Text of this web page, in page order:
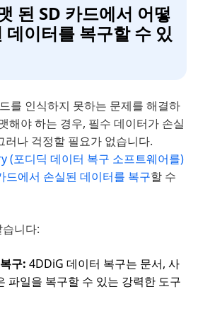
된 SD 카드에서 어떻
데이터를 복구할 수 있
를 인식하지 못하는 문제를 해결하
해야 하는 경우, 필수 데이터가 손실
러나 걱정할 필요가 없습니다.
(포디딕 데이터 복구 소프트웨어를)
드에서 손실된 데이터를 복구할 수
니다:
구: 4DDiG 데이터 복구는 문서, 사
파일을 복구할 수 있는 강력한 도구